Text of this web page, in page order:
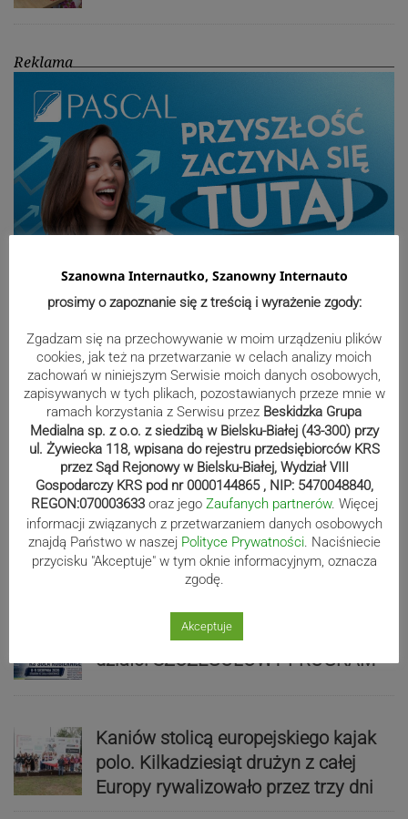
Reklama
Sport
Mistrzowie świata z MCK Żywiec!
ZDJĘCIA
Bracia Szejowie ruszają po kolejne
punkty. Liderzy mistrzostw
wystartują w Rajdzie Rzeszowskim
80-lecie Soły Kobiernice. Będzie się
działo! SZCZEGÓŁOWY PROGRAM
Kaniów stolicą europejskiego kajak
polo. Kilkadziesiąt drużyn z całej
Europy rywalizowało przez trzy dni
Szanowna Internautko, Szanowny Internauto
prosimy o zapoznanie się z treścią i wyrażenie zgody:
Zgadzam się na przechowywanie w moim urządzeniu plików
cookies, jak też na przetwarzanie w celach analizy moich
zachowań w niniejszym Serwisie moich danych osobowych,
zapisywanych w tych plikach, pozostawianych przeze mnie w
ramach korzystania z Serwisu przez Beskidzka Grupa
Medialna sp. z o.o. z siedzibą w Bielsku-Białej (43-300) przy
ul. Żywiecka 118, wpisana do rejestru przedsiębiorców KRS
przez Sąd Rejonowy w Bielsku-Białej, Wydział VIII
Gospodarczy KRS pod nr 0000144865 , NIP: 5470048840,
REGON:070003633 oraz jego Zaufanych partnerów. Więcej
informacji związanych z przetwarzaniem danych osobowych
znajdą Państwo w naszej Polityce Prywatności. Naciśniecie
przycisku "Akceptuje" w tym oknie informacyjnym, oznacza
zgodę.
Akceptuje